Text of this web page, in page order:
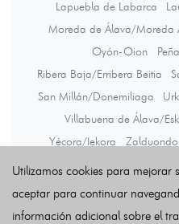
Lapuebla de Labarca
Moreda de Álava/Moreda
Oyón-Oion
Ribera Baja/Erribera Beitia
San Millán/Donemiliaga
Villabuena de Álava/
Yécora/Iekora
Zalduondo
Utilizamos cookies para mejorar
aceptar para continuar
información adicional sobre el